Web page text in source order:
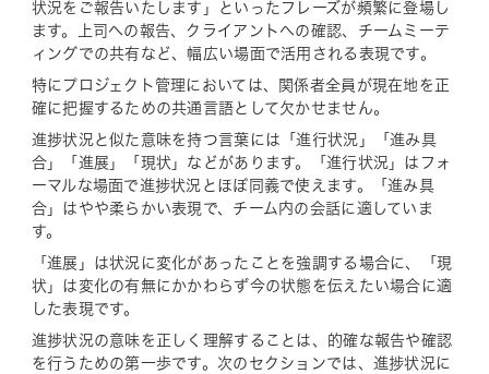
状況をご報告いたします」といったフレーズが頻繁に登場し
ます。上司への報告、クライアントへの確認、チームミーテ
ィングでの共有など、幅広い場面で活用される表現です。
特にプロジェクト管理においては、関係者全員が現在地を正
確に把握するための共通言語として欠かせません。
進捗状況と似た意味を持つ言葉には「進行状況」「進み具
合」「進展」「現状」などがあります。「進行状況」はフォ
ーマルな場面で進捗状況とほぼ同義で使えます。「進み具
合」はやや柔らかい表現で、チーム内の会話に適していま
す。
「進展」は状況に変化があったことを強調する場合に、「現
状」は変化の有無にかかわらず今の状態を伝えたい場合に適
した表現です。
進捗状況の意味を正しく理解することは、的確な報告や確認
を行うための第一歩です。次のセクションでは、進捗状況に